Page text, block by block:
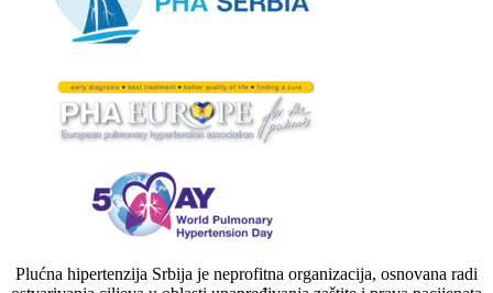
Plućna hipertenzija Srbija je neprofitna organizacija, osnovana radi